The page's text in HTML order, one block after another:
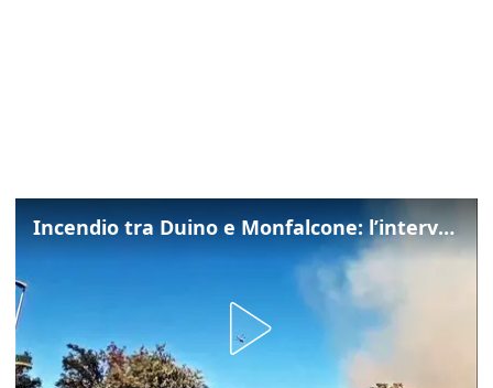
Incendio tra Duino e Monfalcone: l’intervento dei vigili del fuoco